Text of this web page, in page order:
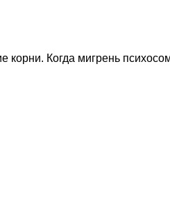
Когда мигрень